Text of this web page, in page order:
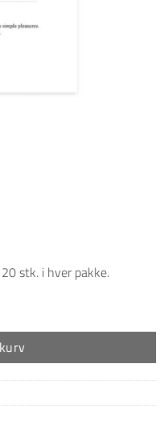
stk. i hver pakke.